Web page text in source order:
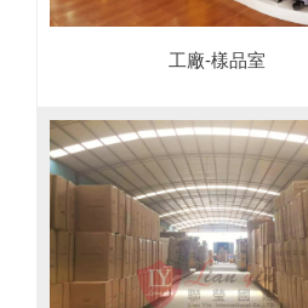
工廠-樣品室